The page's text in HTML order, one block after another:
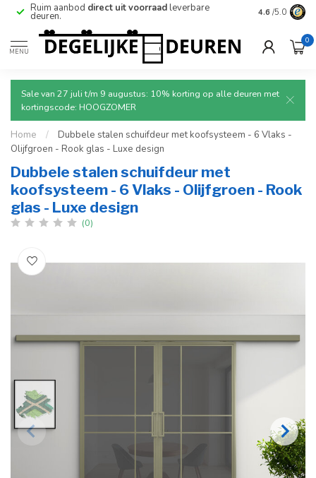
Ruim aanbod direct uit voorraadleverbare
deuren. Betrouwbare
4.6 /5.0
MENU
0
Sale van 27 juli t/m 9 augustus: 10% korting op alle deuren met
kortingscode: HOOGZOMER
Home /
Dubbele stalen schuifdeur met koofsysteem - 6 Vlaks -
Olijfgroen - Rook glas - Luxe design
Dubbele stalen schuifdeur met
koofsysteem - 6 Vlaks - Olijfgroen - Rook
glas - Luxe design
(0)